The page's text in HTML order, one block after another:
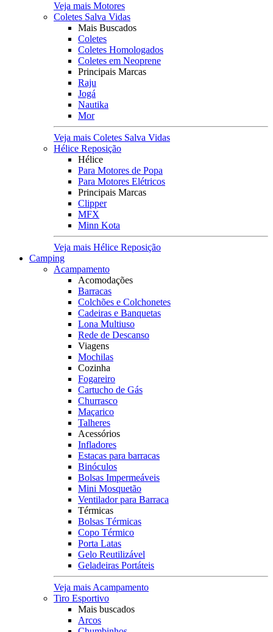
Veja mais Motores
Coletes Salva Vidas
Mais Buscados
Coletes
Coletes Homologados
Coletes em Neoprene
Principais Marcas
Raju
Jogá
Nautika
Mor
Veja mais Coletes Salva Vidas
Hélice Reposição
Hélice
Para Motores de Popa
Para Motores Elétricos
Principais Marcas
Clipper
MFX
Minn Kota
Veja mais Hélice Reposição
Camping
Acampamento
Acomodações
Barracas
Colchões e Colchonetes
Cadeiras e Banquetas
Lona Multiuso
Rede de Descanso
Viagens
Mochilas
Cozinha
Fogareiro
Cartucho de Gás
Churrasco
Maçarico
Talheres
Acessórios
Infladores
Estacas para barracas
Binóculos
Bolsas Impermeáveis
Mini Mosquetão
Ventilador para Barraca
Térmicas
Bolsas Térmicas
Copo Térmico
Porta Latas
Gelo Reutilizável
Geladeiras Portáteis
Veja mais Acampamento
Tiro Esportivo
Mais buscados
Arcos